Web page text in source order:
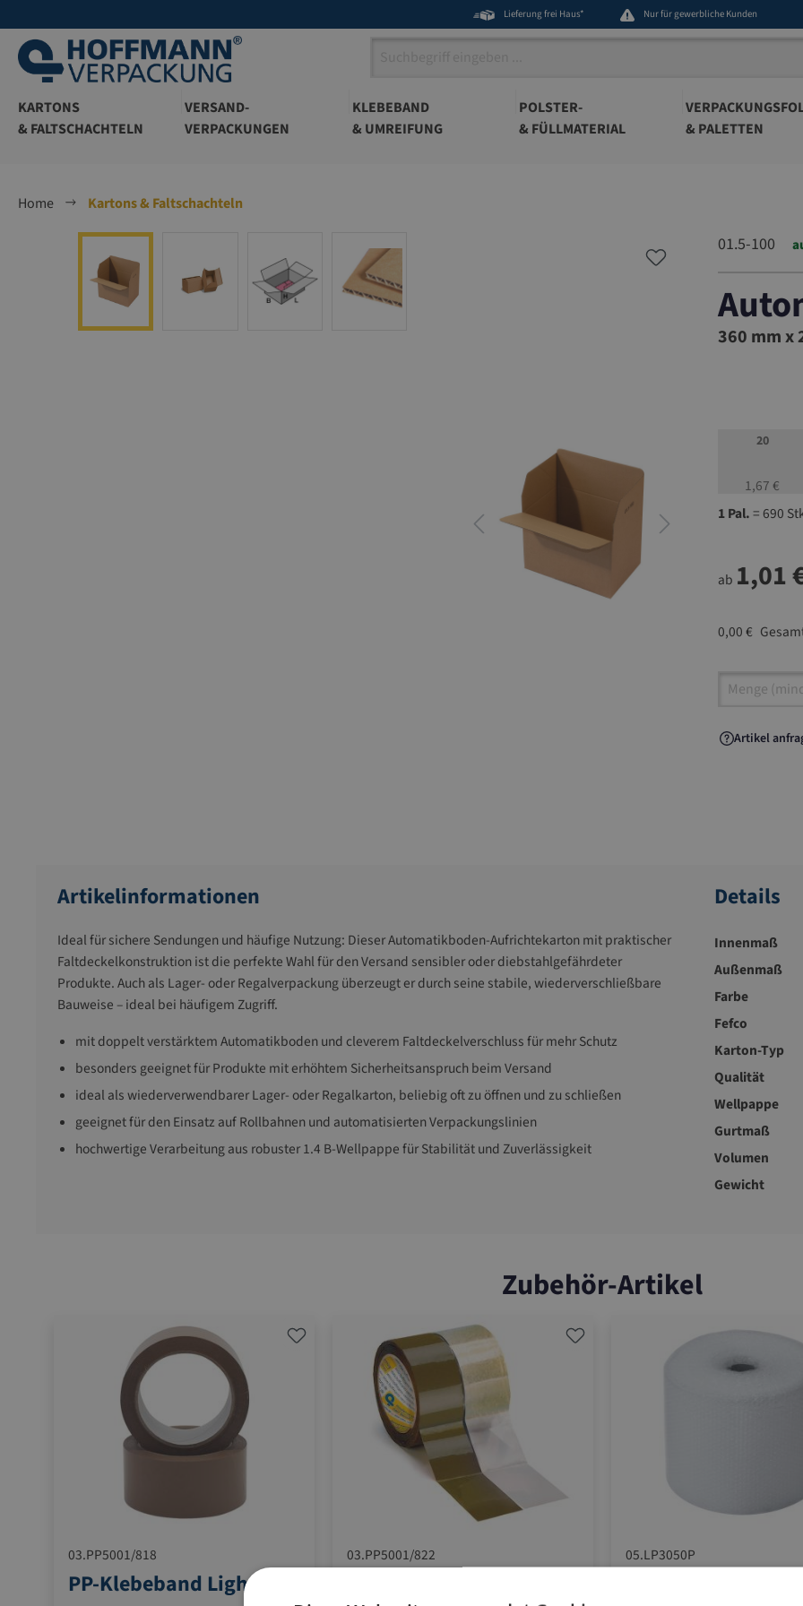
Lieferung frei Haus* Nur für gewerbliche Kunden
KARTONS
& FALTSCHACHTELN
VERSAND-
VERPACKUNGEN
KLEBEBAND
& UMREIFUNG
POLSTER-
& FÜLLMATERIAL
& PALETTEN
Home
Kartons & Faltschachteln
Bildergalerie überspringen
01.5-100
01.5-100
360 mm x
20
1,67 €
1 Pal.= 690
ab 1,01
0,00 €
Artikel
Artikel
Artikelinformationen
Ideal für sichere Sendungen und häufige Nutzung: Dieser Automatikboden-Aufrichtekarton mit praktischer
Faltdeckelkonstruktion ist die perfekte Wahl für den Versand sensibler oder diebstahlgefährdeter
Produkte. Auch als Lager- oder Regalverpackung überzeugt er durch seine stabile, wiederverschließbare
Bauweise – ideal bei häufigem Zugriff.
mit doppelt verstärktem Automatikboden und cleverem Faltdeckelverschluss für mehr Schutz
besonders geeignet für Produkte mit erhöhtem Sicherheitsanspruch beim Versand
ideal als wiederverwendbarer Lager- oder Regalkarton, beliebig oft zu öffnen und zu schließen
geeignet für den Einsatz auf Rollbahnen und automatisierten Verpackungslinien
hochwertige Verarbeitung aus robuster 1.4 B-Wellpappe für Stabilität und Zuverlässigkeit
Details
Innenmaß
Außenmaß
Farbe
Fefco
Karton-Typ
Qualität
Wellpappe
Gurtmaß
Volumen
Gewicht
Zubehör-Artikel
03.PP5001/818
PP-Klebeband Light
03.PP5001/822 05.LP3050P